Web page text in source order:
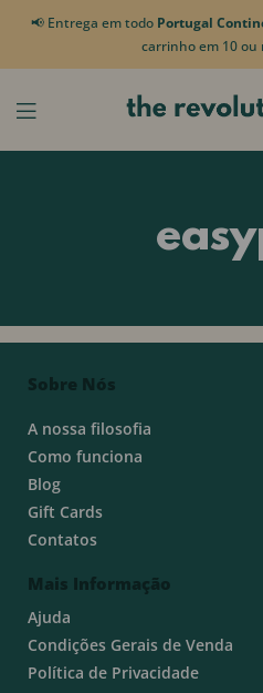
📢 Entrega em todo Portugal
carrinho em 10 ou
Sobre Nós
A nossa filosofia
Como funciona
Blog
Gift Cards
Contatos
Mais Informação
Ajuda
Condições Gerais de Venda
Política de Privacidade